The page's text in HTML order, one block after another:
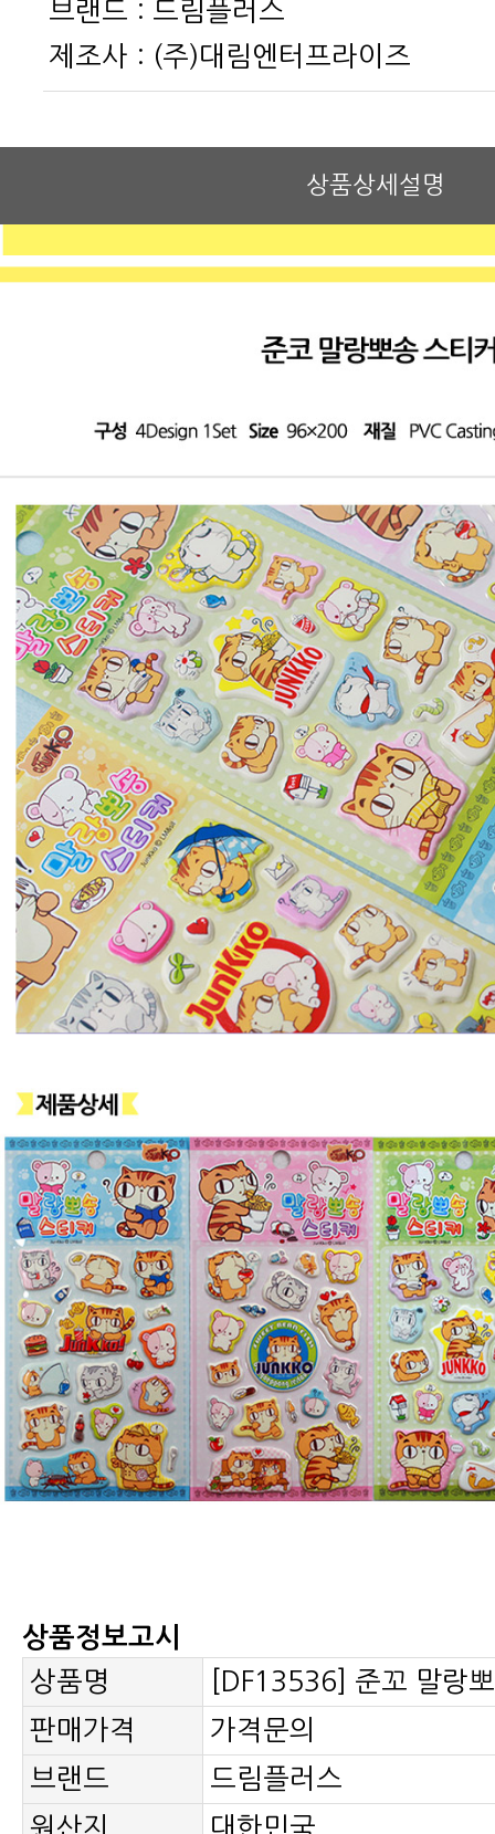
브랜드 : 드림플러스
제조사 : (주)대림엔터프라이즈
상품상세설명
상품정보고시
상품명
[DF13536] 준꼬 말랑
판매가격
가격문의
브랜드
드림플러스
원산지
대한민국